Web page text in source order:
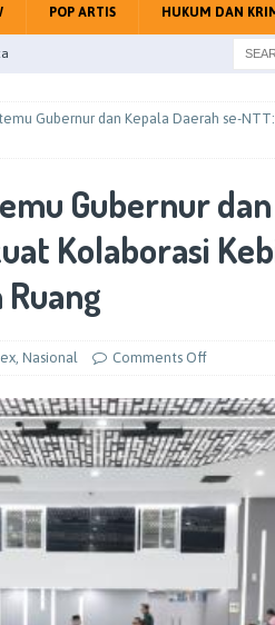
POP ARTIS HUKUM DAN
Gubernur dan Kepala Daerah se-
Gubernur
Kolaborasi
, Nasional Comments Off